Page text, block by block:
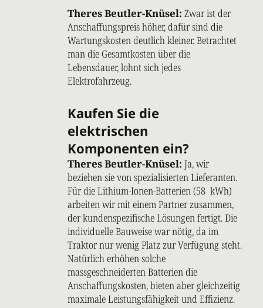
Theres Beutler-Knüsel: Zwar ist der
Anschaffungspreis höher, dafür sind die
Wartungskosten deutlich kleiner. Betrachtet
man die Gesamtkosten über die
Lebensdauer, lohnt sich jedes
Elektrofahrzeug.
Kaufen Sie die
elektrischen
Komponenten ein?
Theres Beutler-Knüsel: Ja, wir
beziehen sie von spezialisierten Lieferanten.
Für die Lithium-Ionen-Batterien (58 kWh)
arbeiten wir mit einem Partner zusammen,
der kundenspezifische Lösungen fertigt. Die
individuelle Bauweise war nötig, da im
Traktor nur wenig Platz zur Verfügung steht.
Natürlich erhöhen solche
massgeschneiderten Batterien die
Anschaffungskosten, bieten aber gleichzeitig
maximale Leistungsfähigkeit und Effizienz.